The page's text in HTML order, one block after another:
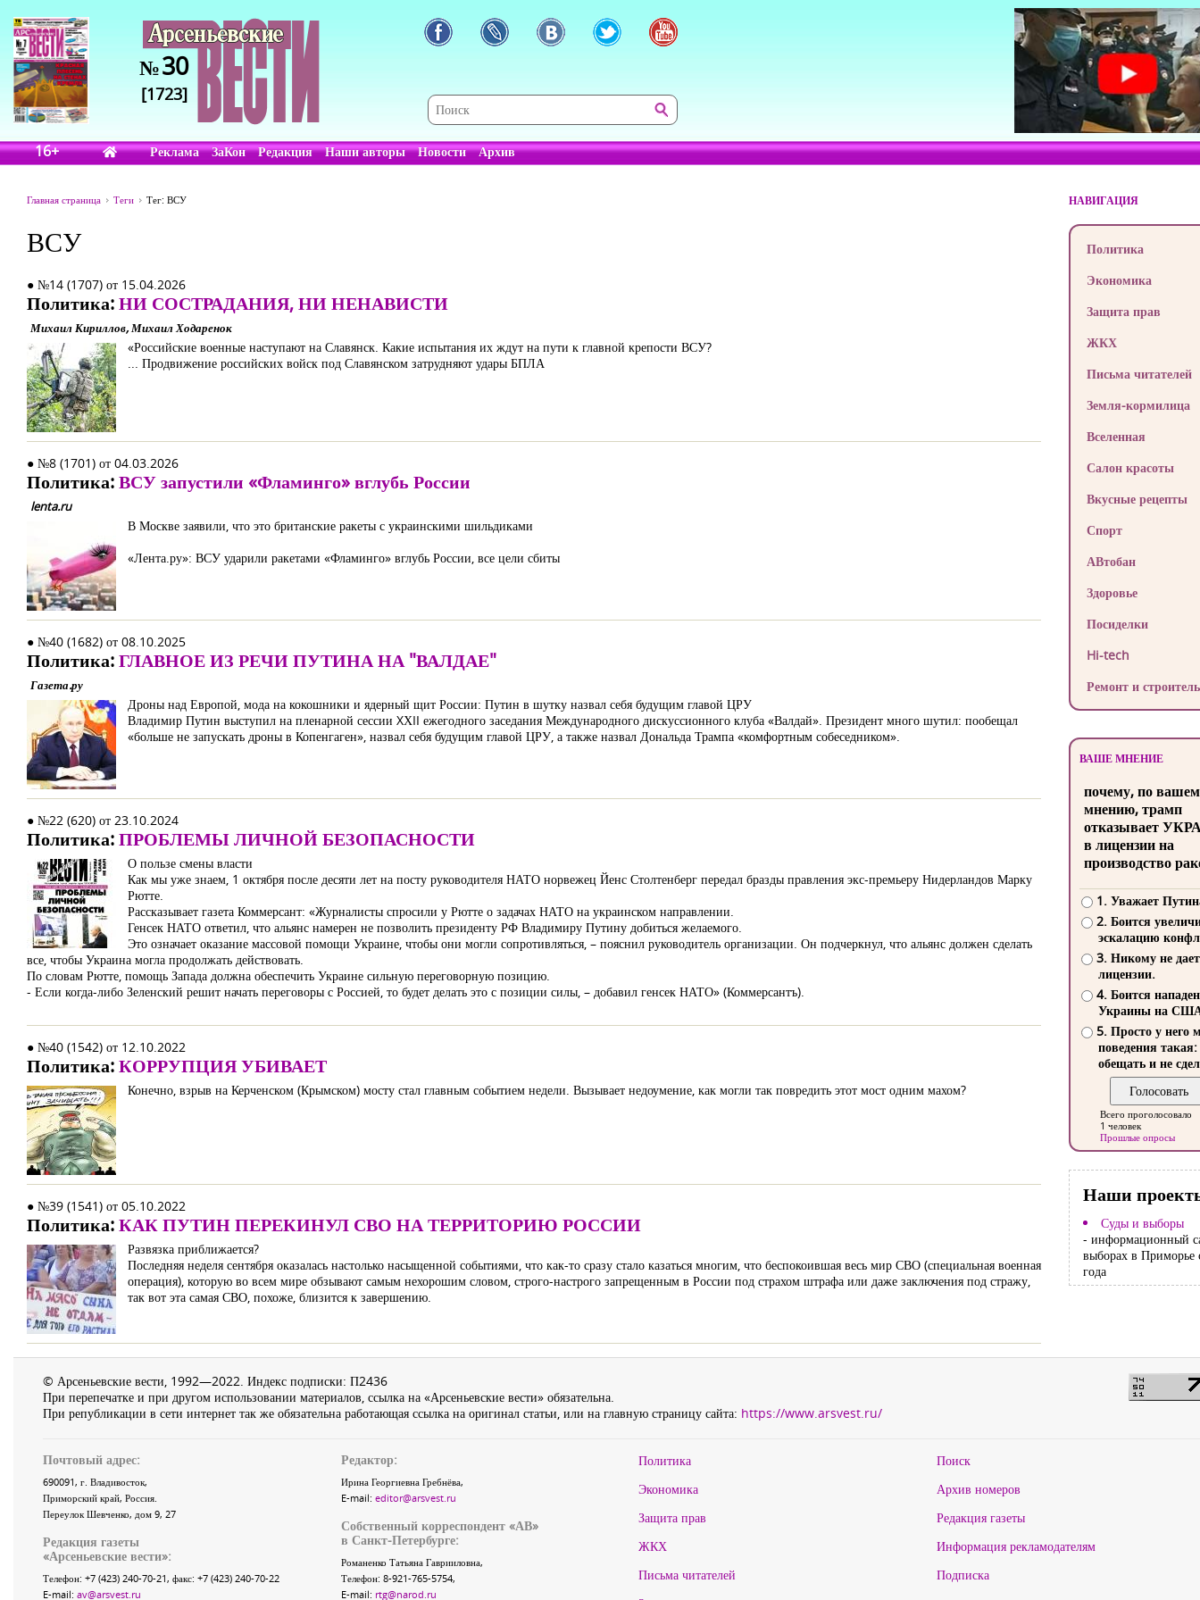
№30
[1723]
16+ Реклама ЗаКон Редакция Наши авторы Новости Архив
Главная страница Теги Тег: ВСУ
ВСУ
● №14 (1707) от 15.04.2026
Политика:НИ СОСТРАДАНИЯ, НИ НЕНАВИСТИ
Михаил Кириллов, Михаил Ходаренок
«Российские военные наступают на Славянск. Какие испытания их ждут на пути к главной крепости ВСУ?
... Продвижение российских войск под Славянском затрудняют удары БПЛА
● №8 (1701) от 04.03.2026
Политика:ВСУ запустили «Фламинго» вглубь России
lenta.ru
В Москве заявили, что это британские ракеты с украинскими шильдиками
«Лента.ру»: ВСУ ударили ракетами «Фламинго» вглубь России, все цели сбиты
● №40 (1682) от 08.10.2025
Политика:ГЛАВНОЕ ИЗ РЕЧИ ПУТИНА НА "ВАЛДАЕ"
Газета.ру
Дроны над Европой, мода на кокошники и ядерный щит России: Путин в шутку назвал себя будущим главой ЦРУ
Владимир Путин выступил на пленарной сессии XХII ежегодного заседания Международного дискуссионного клуба «Валдай». Президент много шутил: пообещал
«больше не запускать дроны в Копенгаген», назвал себя будущим главой ЦРУ, а также назвал Дональда Трампа «комфортным собеседником».
● №22 (620) от 23.10.2024
Политика:ПРОБЛЕМЫ ЛИЧНОЙ БЕЗОПАСНОСТИ
О пользе смены власти
Как мы уже знаем, 1 октября после десяти лет на посту руководителя НАТО норвежец Йенс Столтенберг передал бразды правления экс-премьеру Нидерландов Марку
Рютте.
Рассказывает газета Коммерсант: «Журналисты спросили у Рютте о задачах НАТО на украинском направлении.
Генсек НАТО ответил, что альянс намерен не позволить президенту РФ Владимиру Путину добиться желаемого.
Это означает оказание массовой помощи Украине, чтобы они могли сопротивляться, – пояснил руководитель организации. Он подчеркнул, что альянс должен сделать
все, чтобы Украина могла продолжать действовать.
По словам Рютте, помощь Запада должна обеспечить Украине сильную переговорную позицию.
- Если когда-либо Зеленский решит начать переговоры с Россией, то будет делать это с позиции силы, – добавил генсек НАТО» (Коммерсантъ).
● №40 (1542) от 12.10.2022
Политика:КОРРУПЦИЯ УБИВАЕТ
Конечно, взрыв на Керченском (Крымском) мосту стал главным событием недели. Вызывает недоумение, как могли так повредить этот мост одним махом?
● №39 (1541) от 05.10.2022
Политика:КАК ПУТИН ПЕРЕКИНУЛ СВО НА ТЕРРИТОРИЮ РОССИИ
Развязка приближается?
Последняя неделя сентября оказалась настолько насыщенной событиями, что как-то сразу стало казаться многим, что беспокоившая весь мир СВО (специальная военная
операция), которую во всем мире обзывают самым нехорошим словом, строго-настрого запрещенным в России под страхом штрафа или даже заключения под стражу,
так вот эта самая СВО, похоже, близится к завершению.
НАВИГАЦИЯ
Политика
Экономика
Защита прав
ЖКХ
Письма читателей
Земля-кормилица
Вселенная
Салон красоты
Вкусные рецепты
Спорт
АВтобан
Здоровье
Посиделки
Hi-tech
Ремонт и
ВАШЕ МНЕНИЕ
почему, по
мнению, трамп
отказывает
в лицензии на
производство
1. Уважает
2. Боится
эскалацию
3. Никому не
лицензии.
4. Боится
Украины на
5. Просто у него
поведения такая:
обещать и не
Всего проголосовало
1 человек
Прошлые опросы
Наши
Суды и выборы
- информационный
выборах в Приморье
года
© Арсеньевские вести, 1992—2022. Индекс подписки: П2436
При перепечатке и при другом использовании материалов, ссылка на «Арсеньевские вести» обязательна.
При републикации в сети интернет так же обязательна работающая ссылка на оригинал статьи, или на главную страницу сайта: https://www.arsvest.ru/
Почтовый адрес:
690091, г. Владивосток,
Приморский край, Россия.
Переулок Шевченко, дом 9, 27
Редакция газеты
«Арсеньевские вести»:
Телефон: +7 (423) 240-70-21, факс: +7 (423) 240-70-22
E-mail: av@arsvest.ru
Редактор:
Ирина Георгиевна Гребнёва,
E-mail: editor@arsvest.ru
Собственный корреспондент «АВ»
в Санкт-Петербурге:
Романенко Татьяна Гаврииловна,
Телефон: 8-921-765-5754,
E-mail: rtg@narod.ru
Политика
Экономика
Защита прав
ЖКХ
Письма читателей
Поиск
Архив номеров
Редакция газеты
Информация рекламодателям
Подписка